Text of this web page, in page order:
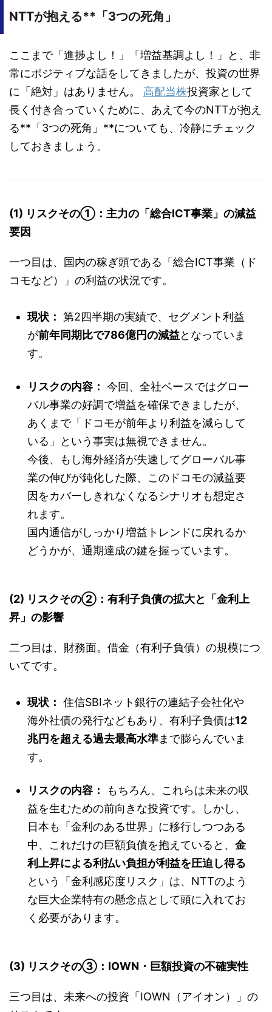
NTTが抱える**「3つの死角」
ここまで「進捗よし！」「増益基調よし！」と、非
常にポジティブな話をしてきましたが、投資の世界
に「絶対」はありません。 高配当株投資家として
長く付き合っていくために、あえて今のNTTが抱え
る**「3つの死角」**についても、冷静にチェック
しておきましょう。
(1) リスクその①：主力の「総合ICT事業」の減益
要因
一つ目は、国内の稼ぎ頭である「総合ICT事業（ド
コモなど）」の利益の状況です。
現状： 第2四半期の実績で、セグメント利益
が前年同期比で786億円の減益となっていま
す。
リスクの内容： 今回、全社ベースではグロー
バル事業の好調で増益を確保できましたが、
あくまで「ドコモが前年より利益を減らして
いる」という事実は無視できません。
今後、もし海外経済が失速してグローバル事
業の伸びが鈍化した際、このドコモの減益要
因をカバーしきれなくなるシナリオも想定さ
れます。
国内通信がしっかり増益トレンドに戻れるか
どうかが、通期達成の鍵を握っています。
(2) リスクその②：有利子負債の拡大と「金利上
昇」の影響
二つ目は、財務面。借金（有利子負債）の規模につ
いてです。
現状： 住信SBIネット銀行の連結子会社化や
海外社債の発行などもあり、有利子負債は12
兆円を超える過去最高水準まで膨らんでいま
す。
リスクの内容：
もちろん、これらは未来の収
益を生むための前向きな投資です。しかし、
日本も「金利のある世界」に移行しつつある
中、これだけの巨額負債を抱えていると、 金
利上昇による利払い負担が利益を圧迫し得る
という「金利感応度リスク」は、NTTのよう
な巨大企業特有の懸念点として頭に入れてお
く必要があります。
(3) リスクその③：IOWN・巨額投資の不確実性
三つ目は、未来への投資「IOWN（アイオン）」の